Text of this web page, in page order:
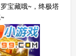
宝藏哦~，终极塔